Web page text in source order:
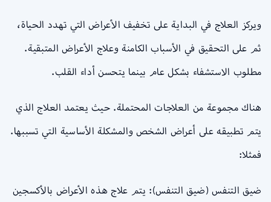
ويركز العلاج في البداية على تخفيف الأعراض التي تهدد الحياة،
ثم على التحقيق في الأسباب الكامنة وعلاج الأعراض المتبقية.
مطلوب الاستشفاء بشكل عام بينما يتحسن أداء القلب.
هناك مجموعة من العلاجات المحتملة. حيث يعتمد العلاج الذي
يتم تطبيقه على أعراض الشخص والمشكلة الأساسية التي تسببها.
فمثلا:
ضيق التنفس (ضيق التنفس): يتم علاج هذه الأعراض بالأكسجين